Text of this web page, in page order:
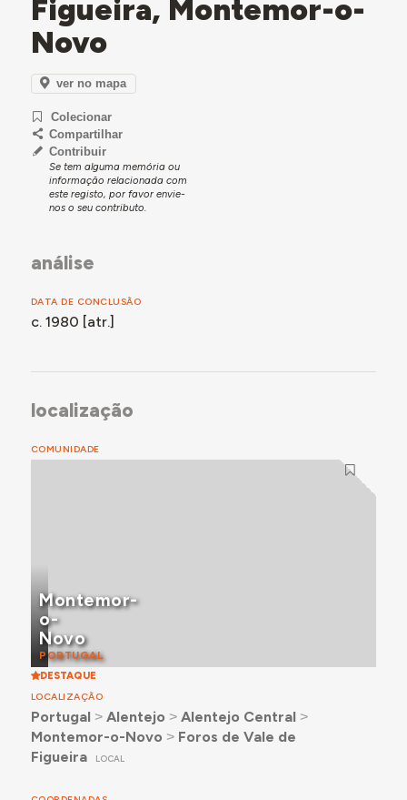
Figueira, Montemor-o-
Novo
ver no mapa
Colecionar
Compartilhar
Contribuir
Se tem alguma memória ou
informação relacionada com
este registo, por favor envie-
nos o seu contributo.
análise
DATA DE CONCLUSÃO
c. 1980 [atr.]
localização
COMUNIDADE
Montemor-
o-
Novo
PORTUGAL
DESTAQUE
LOCALIZAÇÃO
Portugal ˃ Alentejo ˃ Alentejo Central ˃
Montemor-o-Novo ˃ Foros de Vale de
Figueira
LOCAL